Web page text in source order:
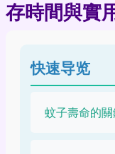
存時間與實
快速导览
蚊子壽命的